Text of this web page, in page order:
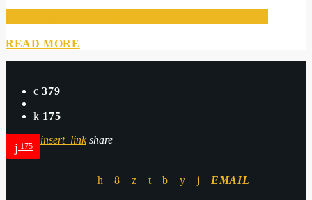
READ MORE
379
175
175
insert_link share
EMAIL